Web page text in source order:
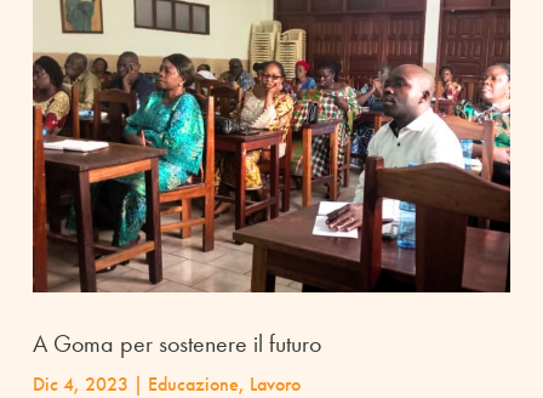
A Goma per sostenere il futuro
Dic 4, 2023 | Educazione, Lavoro